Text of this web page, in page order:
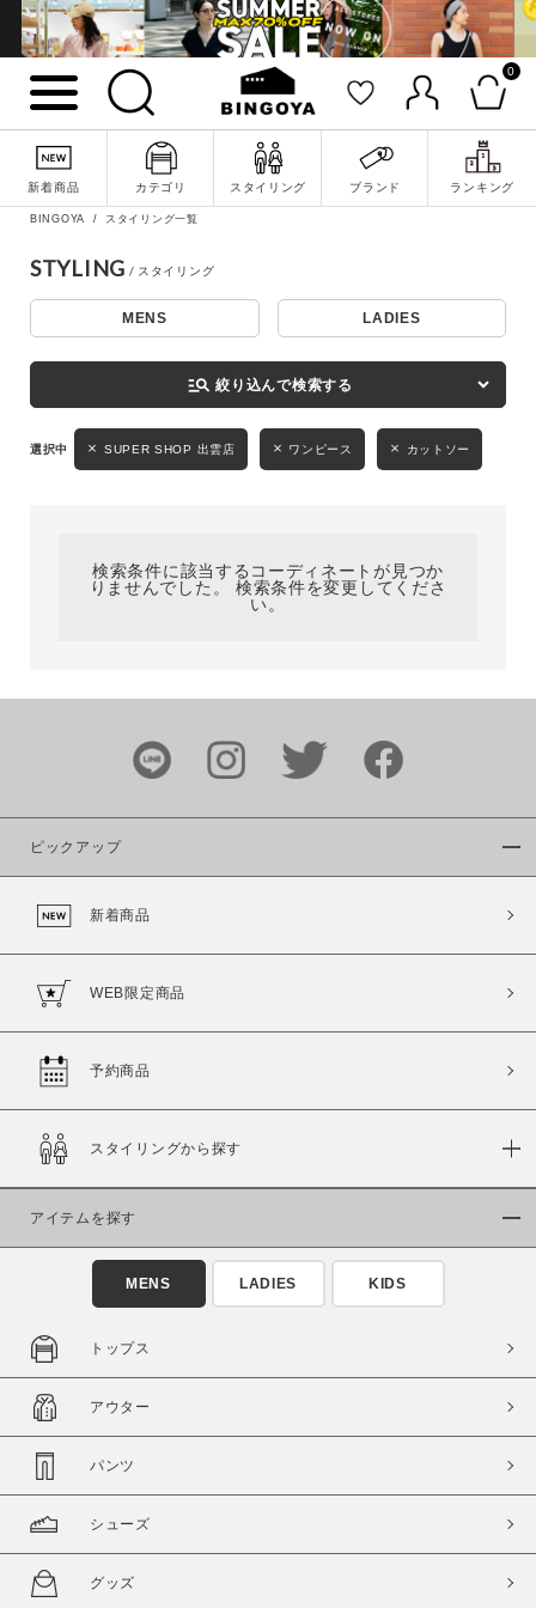
0
新着商品 カテゴリ スタイリング ブランド ランキング
詳細検索
KIDS
カラー
価格
～
商品タイプ
通常商品 予約商品
在庫
在庫あり 在庫なし含む
BINGOYA スタイリング一覧
STYLING
MENS LADIES
manage_search 絞り込んで検索する
SUPER SHOP 出雲店 ワンピース カットソー
検索条件に該当するコーディネートが見つか
りませんでした。 検索条件を変更してくださ
い。
ピックアップ
新着商品
WEB限定商品
予約商品
スタイリングから探す
アイテムを探す
MENS LADIES KIDS
トップス
アウター
パンツ
シューズ
グッズ